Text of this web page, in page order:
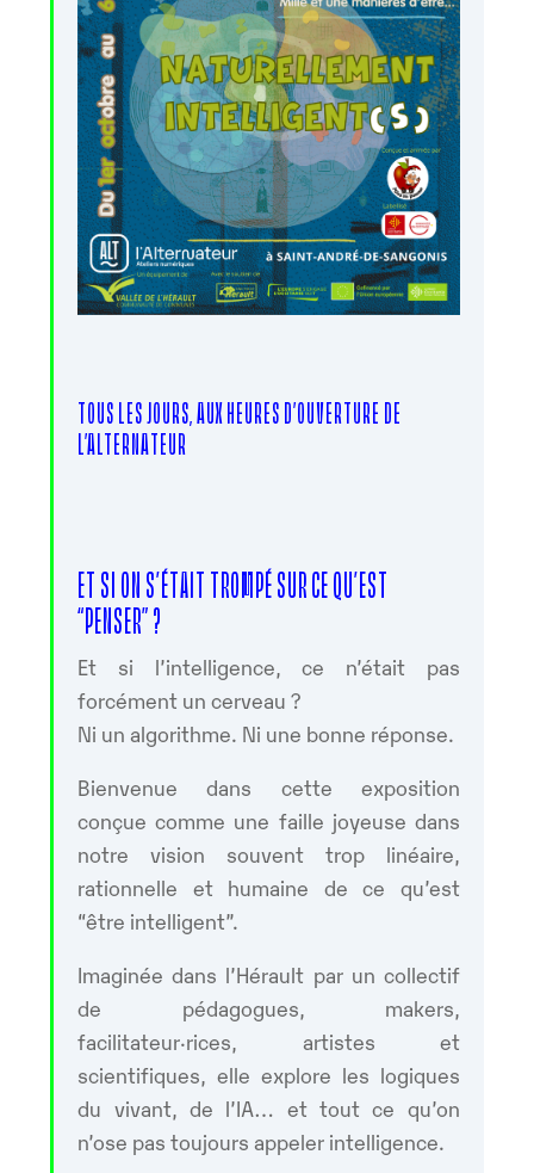
TOUS LES JOURS, AUX HEURES D’OUVERTURE DE
L’ALTERNATEUR
ET SI ON S’ÉTAIT TROMPÉ SUR CE QU’EST
“PENSER” ?
Et si l’intelligence, ce n’était pas
forcément un cerveau ?
Ni un algorithme. Ni une bonne réponse.
Bienvenue dans cette exposition
conçue comme une faille joyeuse dans
notre vision souvent trop linéaire,
rationnelle et humaine de ce qu’est
“être intelligent”.
Imaginée dans l’Hérault par un collectif
de pédagogues, makers,
facilitateur·rices, artistes et
scientifiques, elle explore les logiques
du vivant, de l’IA… et tout ce qu’on
n’ose pas toujours appeler intelligence.